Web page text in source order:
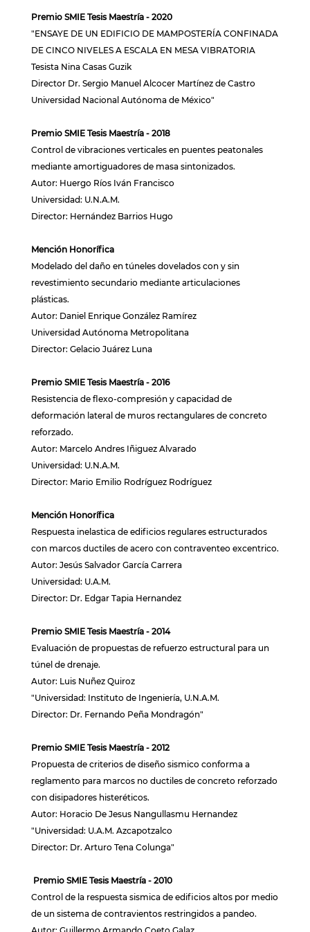
Premio SMIE Tesis Maestría - 2020
"ENSAYE DE UN EDIFICIO DE MAMPOSTERÍA CONFINADA
DE CINCO NIVELES A ESCALA EN MESA VIBRATORIA
Tesista Nina Casas Guzik
Director Dr. Sergio Manuel Alcocer Martínez de Castro
Universidad Nacional Autónoma de México"
Premio SMIE Tesis Maestría - 2018
Control de vibraciones verticales en puentes peatonales
mediante amortiguadores de masa sintonizados.
Autor: Huergo Ríos Iván Francisco
Universidad: U.N.A.M.
Director: Hernández Barrios Hugo
Mención Honorífica
Modelado del daño en túneles dovelados con y sin
revestimiento secundario mediante articulaciones
plásticas.
Autor: Daniel Enrique González Ramírez
Universidad Autónoma Metropolitana
Director: Gelacio Juárez Luna
Premio SMIE Tesis Maestría - 2016
Resistencia de flexo-compresión y capacidad de
deformación lateral de muros rectangulares de concreto
reforzado.
Autor: Marcelo Andres Iñiguez Alvarado
Universidad: U.N.A.M.
Director: Mario Emilio Rodríguez Rodríguez
Mención Honorífica
Respuesta inelastica de edificios regulares estructurados
con marcos ductiles de acero con contraventeo excentrico.
Autor: Jesús Salvador García Carrera
Universidad: U.A.M.
Director: Dr. Edgar Tapia Hernandez
Premio SMIE Tesis Maestría - 2014
Evaluación de propuestas de refuerzo estructural para un
túnel de drenaje.
Autor: Luis Nuñez Quiroz
"Universidad: Instituto de Ingeniería, U.N.A.M.
Director: Dr. Fernando Peña Mondragón"
Premio SMIE Tesis Maestría - 2012
Propuesta de criterios de diseño sismico conforma a
reglamento para marcos no ductiles de concreto reforzado
con disipadores histeréticos.
Autor: Horacio De Jesus Nangullasmu Hernandez
"Universidad: U.A.M. Azcapotzalco
Director: Dr. Arturo Tena Colunga"
Premio SMIE Tesis Maestría - 2010
Control de la respuesta sismica de edificios altos por medio
de un sistema de contravientos restringidos a pandeo.